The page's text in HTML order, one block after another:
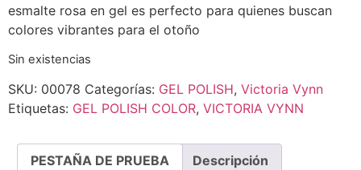
esmalte rosa en gel es perfecto para quienes buscan
colores vibrantes para el otoño
Sin existencias
SKU: 00078 Categorías: GEL POLISH, Victoria Vynn
Etiquetas: GEL POLISH COLOR, VICTORIA VYNN
PESTAÑA DE PRUEBA Descripción